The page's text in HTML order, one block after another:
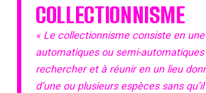
COLLECTIONNISME
« Le collectionnisme consiste en une
automatiques ou semi-
rechercher et à réunir en un lieu
d’une ou plusieurs espèces sans